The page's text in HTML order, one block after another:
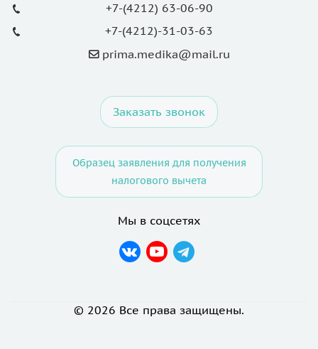
+7-(4212) 63-06-90
+7-(4212)-31-03-63
prima.medika@mail.ru
Заказать звонок
Образец заявления для получения
налогового вычета
Мы в соцсетях
© 2026 Все права защищены.